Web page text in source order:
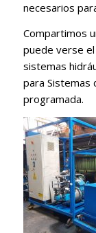
necesarios
Compartimos
puede verse
sistemas
para Sistemas
programada.